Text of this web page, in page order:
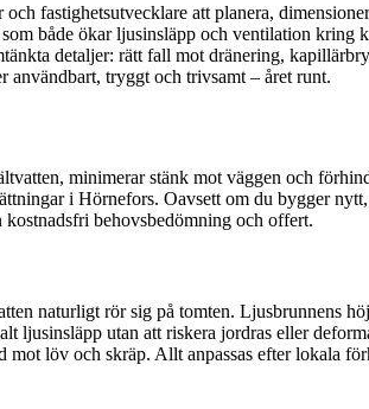
fastighetsutvecklare att planera,
både ökar ljusinsläpp och ventilation kring
detaljer: rätt fall mot dränering,
användbart, tryggt och trivsamt – året runt.
minimerar stänk mot väggen och
i Hörnefors. Oavsett om du bygger
behovsbedömning och offert.
naturligt rör sig på tomten. Ljusbrunnens
ljusinsläpp utan att riskera jordras eller
löv och skräp. Allt anpassas efter lokala